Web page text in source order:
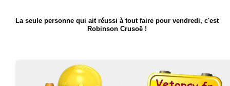
La seule personne qui ait réussi à tout faire pour vendredi, c'est
Robinson Crusoë !